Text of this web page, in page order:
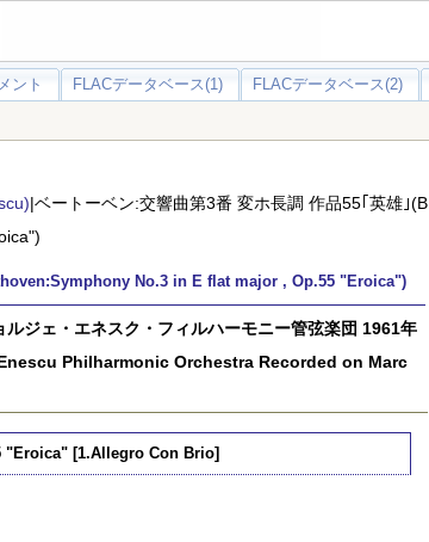
ント FLACデータベース(1) FLACデータベース(2)
|ベートーベン:交響曲第3番 変ホ長調 作品55｢英雄｣(B
No.3 in E flat major , Op.55 "Eroica")
ジェ・エネスク・フィルハーモニー管弦楽団 1961年
Philharmonic Orchestra Recorded on Marc
"Eroica" [1.Allegro Con Brio]